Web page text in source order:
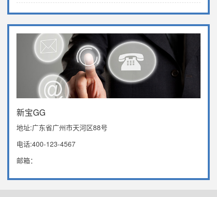
新宝GG
地址:广东省广州市天河区88号
电话:400-123-4567
邮箱：